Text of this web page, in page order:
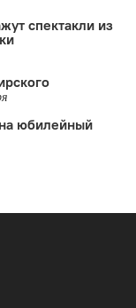
спектакли из
юбилейный